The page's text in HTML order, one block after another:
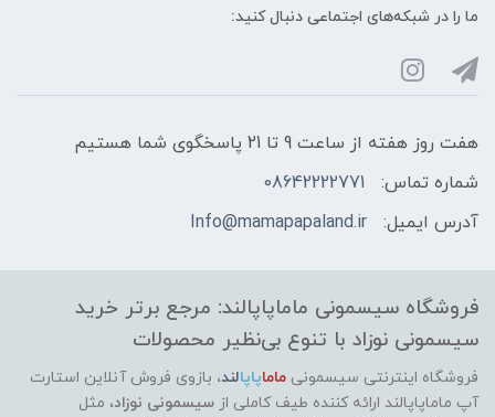
ما را در شبکه‌های اجتماعی دنبال کنید:
هفت روز هفته از ساعت 9 تا 21 پاسخگوی شما هستیم
شماره تماس:
08642222771
آدرس ایمیل:
Info@mamapapaland.ir
فروشگاه سیسمونی ماماپاپالند: مرجع برتر خرید
سیسمونی نوزاد با تنوع بی‌نظیر محصولات
فروشگاه اینترنتی سیسمونی ماماپاپالند، بازوی فروش آنلاین استارت
آپ ماماپاپالند ارائه کننده طیف کاملی از سیسمونی نوزاد، مثل